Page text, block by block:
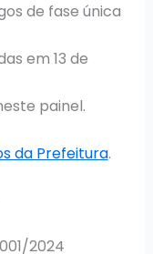
de fase única
em 13 de
painel.
da Prefeitura.
2024